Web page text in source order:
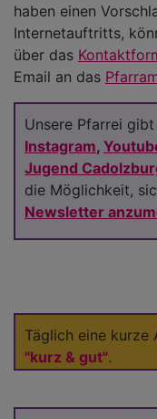
haben einen
Internetauftritts,
über das
Email an das
Unsere Pfarrei
Instagram,
Jugend
die Möglichkeit,
Newsletter
Täglich eine kurze
"kurz & gut".